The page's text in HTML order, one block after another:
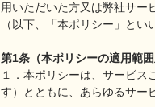
用いただいた方又は弊社サー
（以下、「本ポリシー」とい
第1条（本ポリシーの適用範囲
１．本ポリシーは、サービ
す）とともに、あらゆるサー